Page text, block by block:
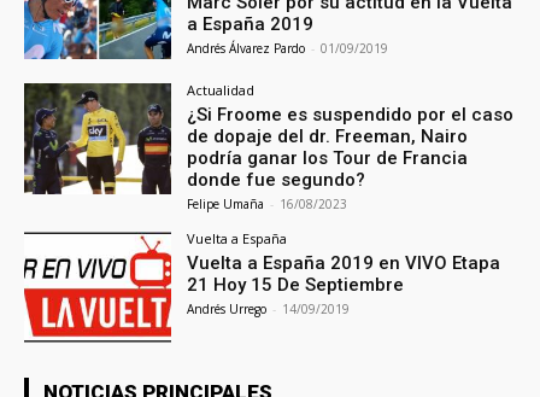
a España 2019
Andrés Álvarez Pardo - 01/09/2019
Actualidad
¿Si Froome es suspendido por el caso
de dopaje del dr. Freeman, Nairo
podría ganar los Tour de Francia
donde fue segundo?
Felipe Umaña - 16/08/2023
Vuelta a España
Vuelta a España 2019 en VIVO Etapa
21 Hoy 15 De Septiembre
Andrés Urrego - 14/09/2019